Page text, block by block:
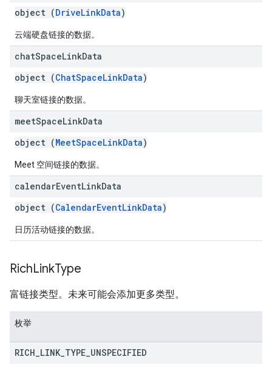
object (DriveLinkData)
云端硬盘链接的数据。
chatSpaceLinkData
object (ChatSpaceLinkData)
聊天室链接的数据。
meetSpaceLinkData
object (MeetSpaceLinkData)
Meet 空间链接的数据。
calendarEventLinkData
object (CalendarEventLinkData)
日历活动链接的数据。
RichLinkType
富链接类型。未来可能会添加更多类型。
枚举
RICH LINK TYPE UNSPECIFIED